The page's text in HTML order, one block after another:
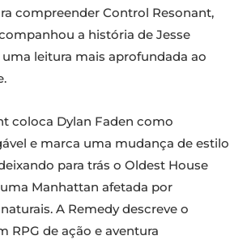
compreender Control Resonant,
a história de Jesse
leitura mais aprofundada ao
coloca Dylan Faden como
e marca uma mudança de estilo
para trás o Oldest House
Manhattan afetada por
A Remedy descreve o
RPG de ação e aventura